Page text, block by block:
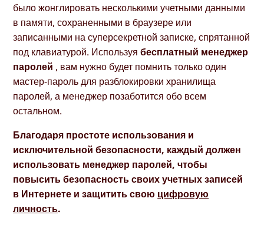
было жонглировать несколькими учетными данными
в памяти, сохраненными в браузере или
записанными на суперсекретной записке, спрятанной
под клавиатурой. Используябесплатный менеджер
паролей , вам нужно будет помнить только один
мастер-пароль для разблокировки хранилища
паролей, а менеджер позаботится обо всем
остальном.
Благодаря простоте использования и
исключительной безопасности, каждый должен
использовать менеджер паролей, чтобы
повысить безопасность своих учетных записей
в Интернете и защитить свою цифровую
личность.